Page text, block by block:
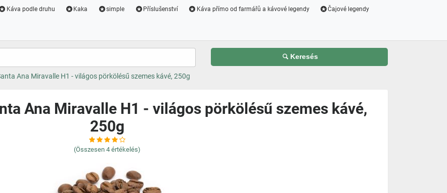
Káva podle druhu Kaka simple Příslušenství Káva přímo od farmářů a kávové legendy Čajové legendy
Keresés
Ana Miravalle H1 - világos pörkölésű szemes kávé, 250g
Ana Miravalle H1 - világos pörkölésű szemes kávé,
250g
(Összesen 4 értékelés)